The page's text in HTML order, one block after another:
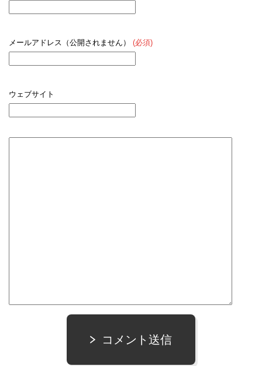
メールアドレス（公開されません） (必須)
ウェブサイト
コメント送信